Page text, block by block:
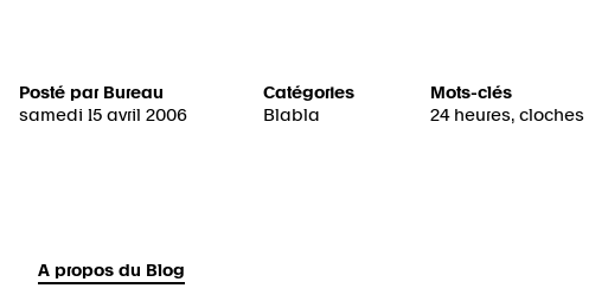
Posté par Bureau
samedi 15 avril 2006
Catégories
Blabla
Mots-clés
24 heures, cloches
A propos du Blog